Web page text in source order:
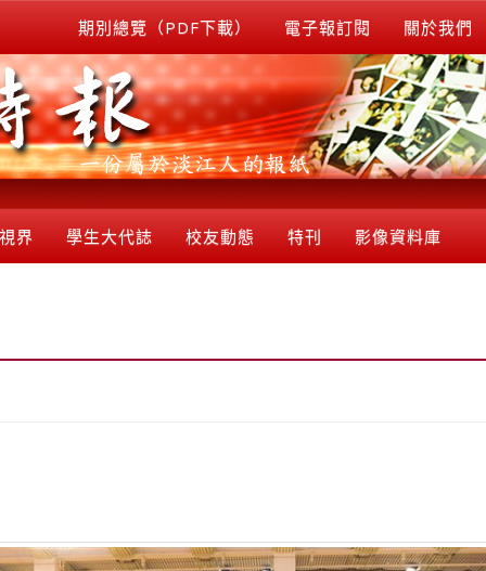
期別總覽（PDF下載） 電子報訂閱 關於我們
界 學生大代誌 校友動態 特刊 影像資料庫